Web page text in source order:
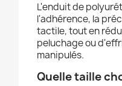
L'enduit de
l'adhérence, la
tactile, tout en
peluchage ou
manipulés.
Quelle taille